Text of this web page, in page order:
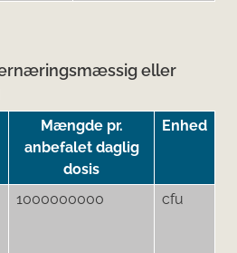
eller
Mængde pr.
anbefalet daglig
dosis
Enhed
1000000000 cfu